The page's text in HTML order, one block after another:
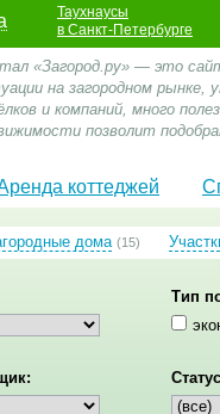
Таухнаусы
в Санкт-Петербурге
«Загород.ру» — это
на загородном
и компаний, много
позволит
коттеджей
дома (15)
Тип